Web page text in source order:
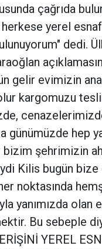
çağrıda
yerel
dedi.
gelir evimizin
kargomuzu
günümüzde hep
bizim şehrimizin
Kilis bugün
her noktasında
yanımızda olan
Bu sebeple
YEREL